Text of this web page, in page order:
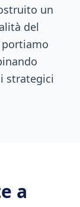
un
del
portiamo
strategici
a